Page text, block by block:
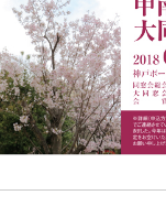
アクセス
イベント情報
各学年・クラブ同窓会